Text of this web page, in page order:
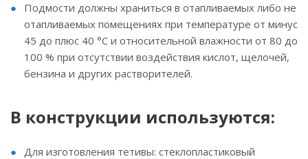
Подмости должны храниться в отапливаемых либо не
отапливаемых помещениях при температуре от минус
45 до плюс 40 °С и относительной влажности от 80 до
100 % при отсутствии воздействия кислот, щелочей,
бензина и других растворителей.
В конструкции используются:
Для изготовления тетивы: стеклопластиковый